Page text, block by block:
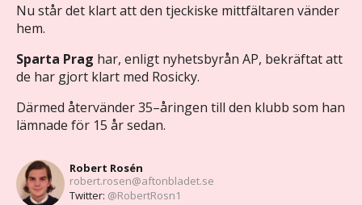
Nu står det klart att den tjeckiske mittfältaren vänder
hem.
Sparta Prag har, enligt nyhetsbyrån AP, bekräftat att
de har gjort klart med Rosicky.
Därmed återvänder 35–åringen till den klubb som han
lämnade för 15 år sedan.
Robert Rosén
robert.rosen@aftonbladet.se
Twitter: @RobertRosn1